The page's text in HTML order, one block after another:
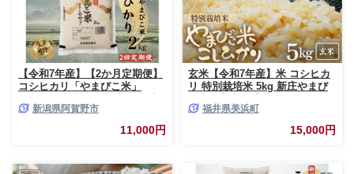
【令和7年産】【2か月定期便】
コシヒカリ「やまびこ米」
賞 特別栽培米 白米 精米 農家直
送 新潟県 米 こめ コメ 数量限
新潟県阿賀野市
11,000円
玄米【令和7年産】米 コシヒカ
リ 特別栽培米 5kg 新庄やまび
送月 こめ こしひかり 人気品種
ブランド米 5キロ 玄米 おむす
び 北陸 福井県 特栽米】[m23-
福井県美浜町
15,000円